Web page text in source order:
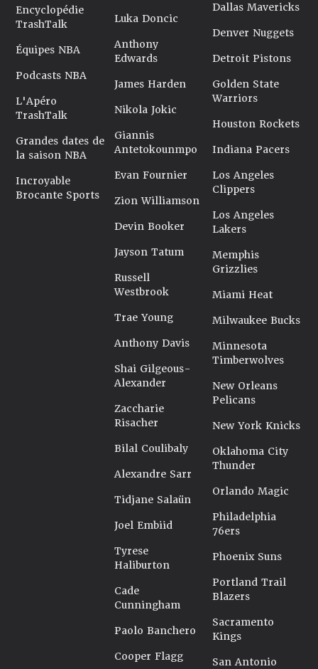
Encyclopédie
TrashTalk
Équipes NBA
Podcasts NBA
L'Apéro
TrashTalk
Grandes dates de
la saison NBA
Incroyable
Brocante Sports
Luka Doncic
Anthony
Edwards
James Harden
Nikola Jokic
Giannis
Antetokounmpo
Evan Fournier
Zion Williamson
Devin Booker
Jayson Tatum
Russell
Westbrook
Trae Young
Anthony Davis
Shai Gilgeous-
Alexander
Zaccharie
Risacher
Bilal Coulibaly
Alexandre Sarr
Tidjane Salaün
Joel Embiid
Tyrese
Haliburton
Cade
Cunningham
Paolo Banchero
Cooper Flagg
Dallas Mavericks
Denver Nuggets
Detroit Pistons
Golden State
Warriors
Houston Rockets
Indiana Pacers
Los Angeles
Clippers
Los Angeles
Lakers
Memphis
Grizzlies
Miami Heat
Milwaukee Bucks
Minnesota
Timberwolves
New Orleans
Pelicans
New York Knicks
Oklahoma City
Thunder
Orlando Magic
Philadelphia
76ers
Phoenix Suns
Portland Trail
Blazers
Sacramento
Kings
San Antonio